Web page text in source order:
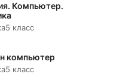
Компьютер.
5 класс
компьютер
5 класс